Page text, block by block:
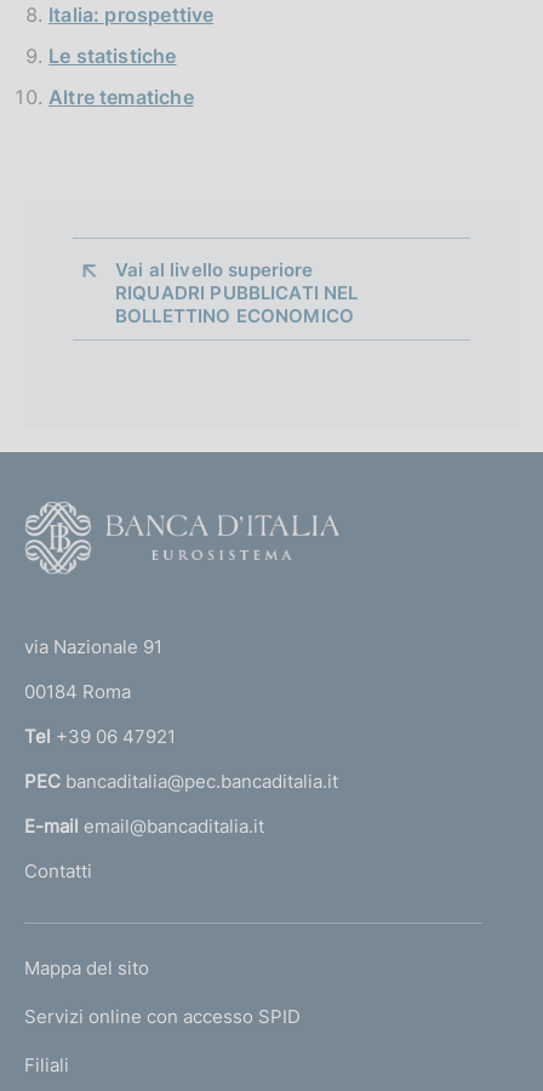
Italia: prospettive
Le statistiche
Altre tematiche
Vai al livello superiore
RIQUADRI PUBBLICATI NEL
BOLLETTINO ECONOMICO
r
n
a
l
'
m
e
a
via Nazionale 91
00184 Roma
Tel +39 06 47921
PEC bancaditalia@pec.bancaditalia.it
E-mail email@bancaditalia.it
Contatti
L
N
K
Mappa del sito
Servizi online con accesso SPID
Filiali